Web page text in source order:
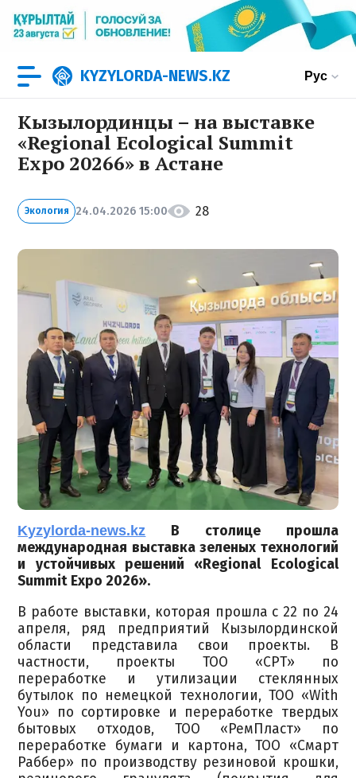
KYZYLORDA-NEWS.KZ Рус
Кызылординцы – на выставке
«Regional Ecological Summit
Expo 20266» в Астане
Экология 24.04.2026 15:00 28
Kyzylorda-news.kz В столице прошла
международная выставка зеленых технологий
и устойчивых решений «Regional Ecological
Summit Expo 2026».
В работе выставки, которая прошла с 22 по 24
апреля, ряд предприятий Кызылординской
области представила свои проекты. В
частности, проекты ТОО «СРТ» по
переработке и утилизации стеклянных
бутылок по немецкой технологии, ТОО «With
You» по сортировке и переработке твердых
бытовых отходов, ТОО «РемПласт» по
переработке бумаги и картона, ТОО «Смарт
Раббер» по производству резиновой крошки,